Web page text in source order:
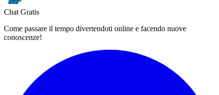
Chat Gratis
Come passare il tempo divertendoti online e facendo nuove
conoscenze!